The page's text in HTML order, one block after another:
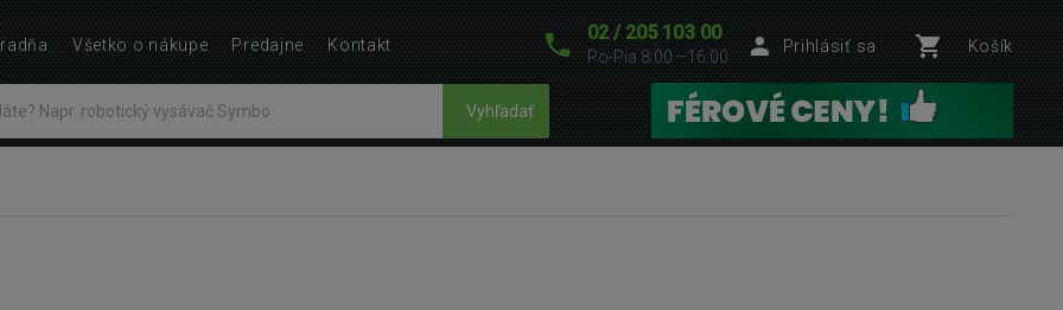
02 / 205 103 00
Po-Pia 8:00—16:00
Prihlásiť sa Košík
Vyhľadať
Všetko o nákupe Predajne Kontakt